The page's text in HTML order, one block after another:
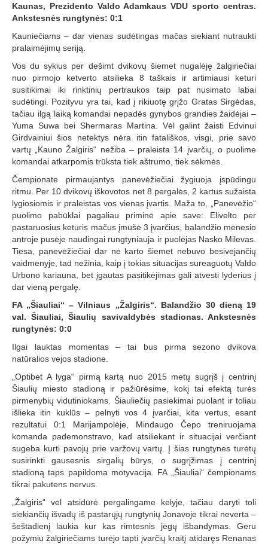
Kaunas, Prezidento Valdo Adamkaus VDU sporto centras.
Ankstesnės rungtynės: 0:1
Kauniečiams – dar vienas sudėtingas mačas siekiant nutraukti
pralaimėjimų seriją.
Vos du sykius per dešimt dvikovų šiemet nugalėję žalgiriečiai
nuo pirmojo ketverto atsilieka 8 taškais ir artimiausi keturi
susitikimai iki rinktinių pertraukos taip pat nusimato labai
sudėtingi. Pozityvu yra tai, kad į rikiuotę grįžo Gratas Sirgėdas,
tačiau ilgą laiką komandai nepadės gynybos grandies žaidėjai –
Yuma Suwa bei Shermaras Martina. Vėl galint žaisti Edvinui
Girdvainiui šios netektys nėra itin fatališkos, visgi, prie savo
vartų „Kauno Žalgiris“ nežiba – praleista 14 įvarčių, o puolime
komandai atkarpomis trūksta tiek aštrumo, tiek sėkmės.
Čempionate pirmaujantys panevėžiečiai žygiuoja įspūdingu
ritmu. Per 10 dvikovų iškovotos net 8 pergalės, 2 kartus sužaista
lygiosiomis ir praleistas vos vienas įvartis. Maža to, „Panevėžio“
puolimo pabūklai pagaliau priminė apie save: Elivelto per
pastaruosius keturis mačus įmušė 3 įvarčius, balandžio mėnesio
antroje pusėje naudingai rungtyniauja ir puolėjas Nasko Milevas.
Tiesa, panevėžiečiai dar nė karto šiemet nebuvo besivejančių
vaidmenyje, tad nežinia, kaip į tokias situacijas sureaguotų Valdo
Urbono kariauna, bet įgautas pasitikėjimas gali atvesti lyderius į
dar vieną pergalę.
FA „Šiauliai“ – Vilniaus „Žalgiris“. Balandžio 30 dieną 19
val. Šiauliai, Šiaulių savivaldybės stadionas. Ankstesnės
rungtynės: 0:0
Ilgai lauktas momentas – tai bus pirma sezono dvikova
natūralios vejos stadione.
„Optibet A lyga“ pirmą kartą nuo 2015 metų sugrįš į centrinį
Šiaulių miesto stadioną ir pažiūrėsime, kokį tai efektą turės
pirmenybių vidutiniokams. Šiauliečių pasiekimai puolant ir toliau
išlieka itin kuklūs – pelnyti vos 4 įvarčiai, kita vertus, esant
rezultatui 0:1 Marijampolėje, Mindaugo Čepo treniruojama
komanda pademonstravo, kad atsiliekant ir situacijai verčiant
sugeba kurti pavojų prie varžovų vartų. Į šias rungtynes turėtų
susirinkti gausesnis sirgalių būrys, o sugrįžimas į centrinį
stadioną taps papildoma motyvacija. FA „Šiauliai“ čempionams
tikrai pakutens nervus.
„Žalgiris“ vėl atsidūrė pergalingame kelyje, tačiau daryti toli
siekiančių išvadų iš pastarųjų rungtynių Jonavoje tikrai neverta –
šeštadienį laukia kur kas rimtesnis jėgų išbandymas. Geru
požymiu žalgiriečiams turėjo tapti įvarčių kraitį atidaręs Renanas